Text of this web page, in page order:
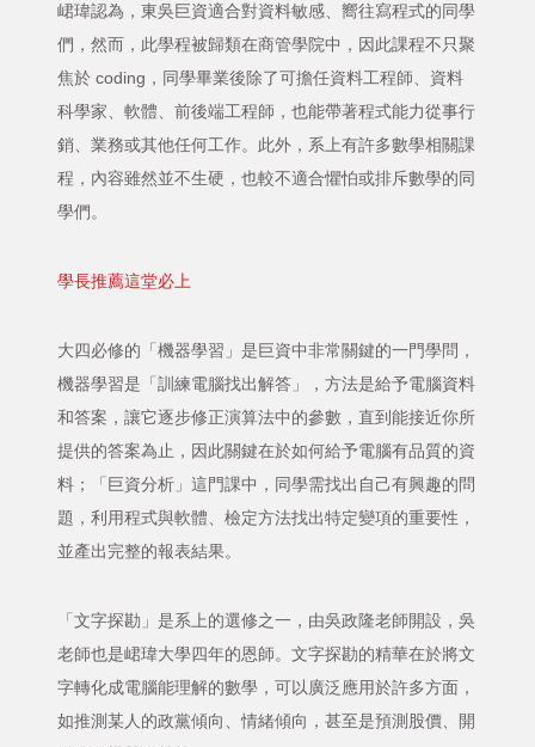
峮瑋認為，東吳巨資適合對資料敏感、嚮往寫程式的同學
們，然而，此學程被歸類在商管學院中，因此課程不只聚
焦於 coding，同學畢業後除了可擔任資料工程師、資料
科學家、軟體、前後端工程師，也能帶著程式能力從事行
銷、業務或其他任何工作。此外，系上有許多數學相關課
程，內容雖然並不生硬，也較不適合懼怕或排斥數學的同
學們。
學長推薦這堂必上
大四必修的「機器學習」是巨資中非常關鍵的一門學問，
機器學習是「訓練電腦找出解答」，方法是給予電腦資料
和答案，讓它逐步修正演算法中的參數，直到能接近你所
提供的答案為止，因此關鍵在於如何給予電腦有品質的資
料；「巨資分析」這門課中，同學需找出自己有興趣的問
題，利用程式與軟體、檢定方法找出特定變項的重要性，
並產出完整的報表結果。
「文字探勘」是系上的選修之一，由吳政隆老師開設，吳
老師也是峮瑋大學四年的恩師。文字探勘的精華在於將文
字轉化成電腦能理解的數學，可以廣泛應用於許多方面，
如推測某人的政黨傾向、情緒傾向，甚至是預測股價、開